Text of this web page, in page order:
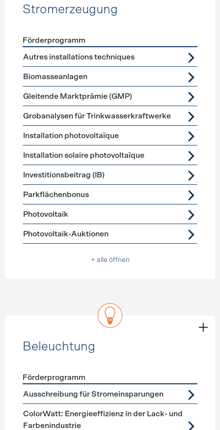
Stromerzeugung
Förderprogramme Stromerzeugung
Förderprogramm
Autres installations techniques
Biomasseanlagen
Gleitende Marktprämie (GMP)
Grobanalysen für Trinkwasserkraftwerke
Installation photovoltaïque
Installation solaire photovoltaïque
Investitionsbeitrag (IB)
Parkflächenbonus
Photovoltaik
Photovoltaik-Auktionen
+ alle öffnen
Beleuchtung
Förderprogramme Beleuchtung
Förderprogramm
Ausschreibung für Stromeinsparungen
ColorWatt: Energieeffizienz in der Lack- und
Farbenindustrie